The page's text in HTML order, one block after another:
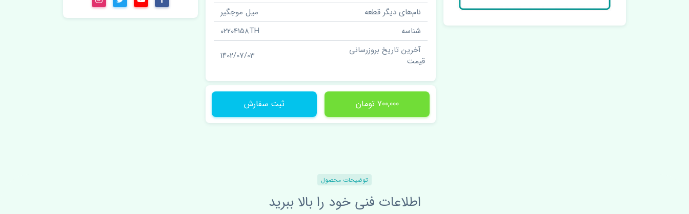
نام‌های دیگر قطعه
میل موجگیر
شناسه
02204158TH
آخرین تاریخ بروزرسانی
قیمت
1402/07/03
700,000 تومان ثبت سفارش
توضیحات محصول
اطلاعات فنی خود را بالا ببرید